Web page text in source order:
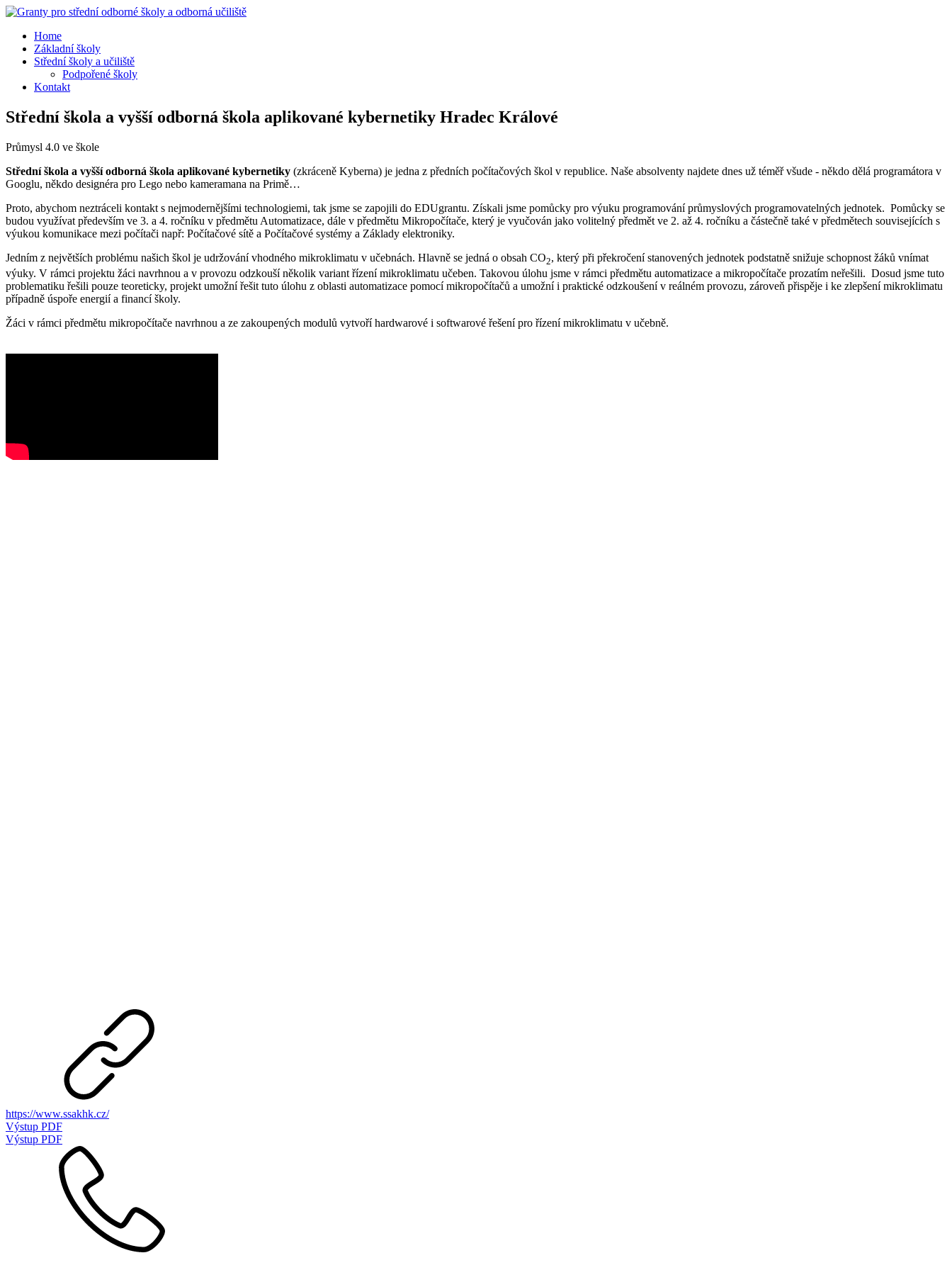
Home
Základní školy
Střední školy a učiliště
Podpořené školy
Kontakt
Střední škola a vyšší odborná škola aplikované kybernetiky Hradec Králové
Průmysl 4.0 ve škole
Střední škola a vyšší odborná škola aplikované kybernetiky (zkráceně Kyberna) je jedna z předních počítačových škol v republice. Naše absolventy najdete dnes už téměř všude - někdo dělá programátora v
Googlu, někdo designéra pro Lego nebo kameramana na Primě…
Proto, abychom neztráceli kontakt s nejmodernějšími technologiemi, tak jsme se zapojili do EDUgrantu. Získali jsme pomůcky pro výuku programování průmyslových programovatelných jednotek. Pomůcky se
budou využívat především ve 3. a 4. ročníku v předmětu Automatizace, dále v předmětu Mikropočítače, který je vyučován jako volitelný předmět ve 2. až 4. ročníku a částečně také v předmětech souvisejících s
výukou komunikace mezi počítači např: Počítačové sítě a Počítačové systémy a Základy elektroniky.
Jedním z největších problému našich škol je udržování vhodného mikroklimatu v učebnách. Hlavně se jedná o obsah CO2, který při překročení stanovených jednotek podstatně snižuje schopnost žáků vnímat
výuky. V rámci projektu žáci navrhnou a v provozu odzkouší několik variant řízení mikroklimatu učeben. Takovou úlohu jsme v rámci předmětu automatizace a mikropočítače prozatím neřešili. Dosud jsme tuto
problematiku řešili pouze teoreticky, projekt umožní řešit tuto úlohu z oblasti automatizace pomocí mikropočítačů a umožní i praktické odzkoušení v reálném provozu, zároveň přispěje i ke zlepšení mikroklimatu
případně úspoře energií a financí školy.
Žáci v rámci předmětu mikropočítače navrhnou a ze zakoupených modulů vytvoří hardwarové i softwarové řešení pro řízení mikroklimatu v učebně.
https://www.ssakhk.cz/
Výstup PDF
Výstup PDF